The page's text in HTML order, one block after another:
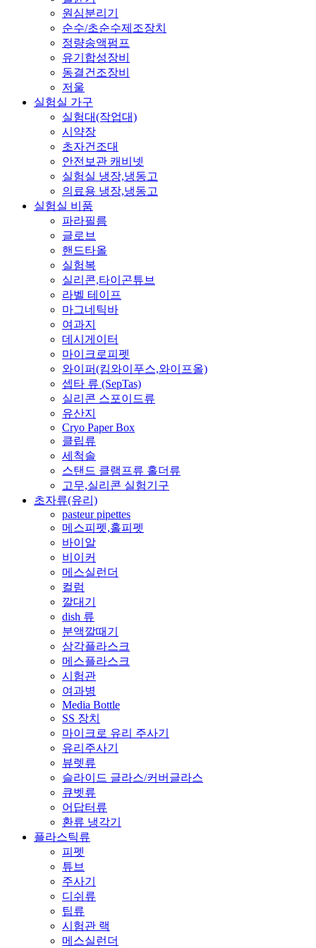
원심분리기
순수/초순수제조장치
정량송액펌프
유기합성장비
동결건조장비
저울
실험실 가구
실험대(작업대)
시약장
초자건조대
안전보관 캐비넷
실험실 냉장,냉동고
의료용 냉장,냉동고
실험실 비품
파라필름
글로브
핸드타올
실험복
실리콘,타이곤튜브
라벨 테이프
마그네틱바
여과지
데시게이터
마이크로피펫
와이퍼(킴와이푸스,와이프올)
셉타 류 (SepTas)
실리콘 스포이드류
유산지
Cryo Paper Box
클립류
세척솔
스탠드 클램프류 홀더류
고무,실리콘 실험기구
초자류(유리)
pasteur pipettes
메스피펫,홀피펫
바이알
비이커
메스실런더
컬럼
깔대기
dish 류
분액깔때기
삼각플라스크
메스플라스크
시험관
여과병
Media Bottle
SS 장치
마이크로 유리 주사기
유리주사기
뷰렛류
슬라이드 글라스/커버글라스
큐벳류
어답터류
환류 냉각기
플라스틱류
피펫
튜브
주사기
디쉬류
팁류
시험관 랙
메스실런더